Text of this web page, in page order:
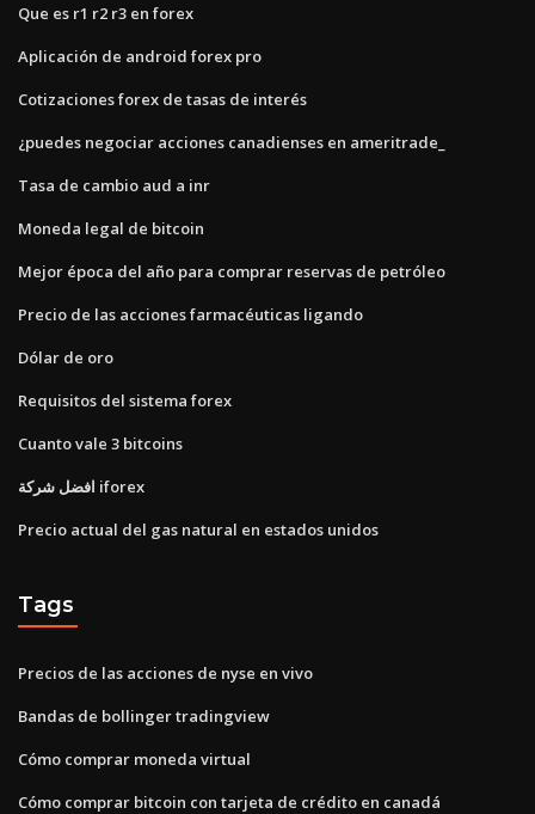
Que es r1 r2 r3 en forex
Aplicación de android forex pro
Cotizaciones forex de tasas de interés
¿puedes negociar acciones canadienses en ameritrade_
Tasa de cambio aud a inr
Moneda legal de bitcoin
Mejor época del año para comprar reservas de petróleo
Precio de las acciones farmacéuticas ligando
Dólar de oro
Requisitos del sistema forex
Cuanto vale 3 bitcoins
افضل شركة iforex
Precio actual del gas natural en estados unidos
Tags
Precios de las acciones de nyse en vivo
Bandas de bollinger tradingview
Cómo comprar moneda virtual
Cómo comprar bitcoin con tarjeta de crédito en canadá